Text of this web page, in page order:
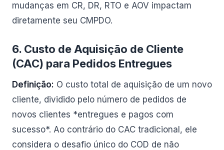
mudanças em CR, DR, RTO e AOV impactam
diretamente seu CMPDO.
6. Custo de Aquisição de Cliente
(CAC) para Pedidos Entregues
Definição: O custo total de aquisição de um novo
cliente, dividido pelo número de pedidos de
novos clientes *entregues e pagos com
sucesso*. Ao contrário do CAC tradicional, ele
considera o desafio único do COD de não